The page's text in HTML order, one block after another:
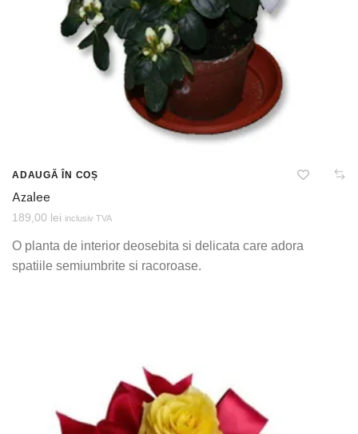
ADAUGĂ ÎN COȘ
Azalee
189,00 lei inclusiv TVA
O planta de interior deosebita si delicata care adora
spatiile semiumbrite si racoroase.